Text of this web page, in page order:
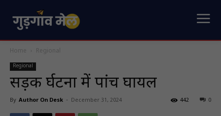
Home Regional
Regional
सड़क दुर्घटना में पांच घायल
By Author On Desk - December 31, 2024 0
442